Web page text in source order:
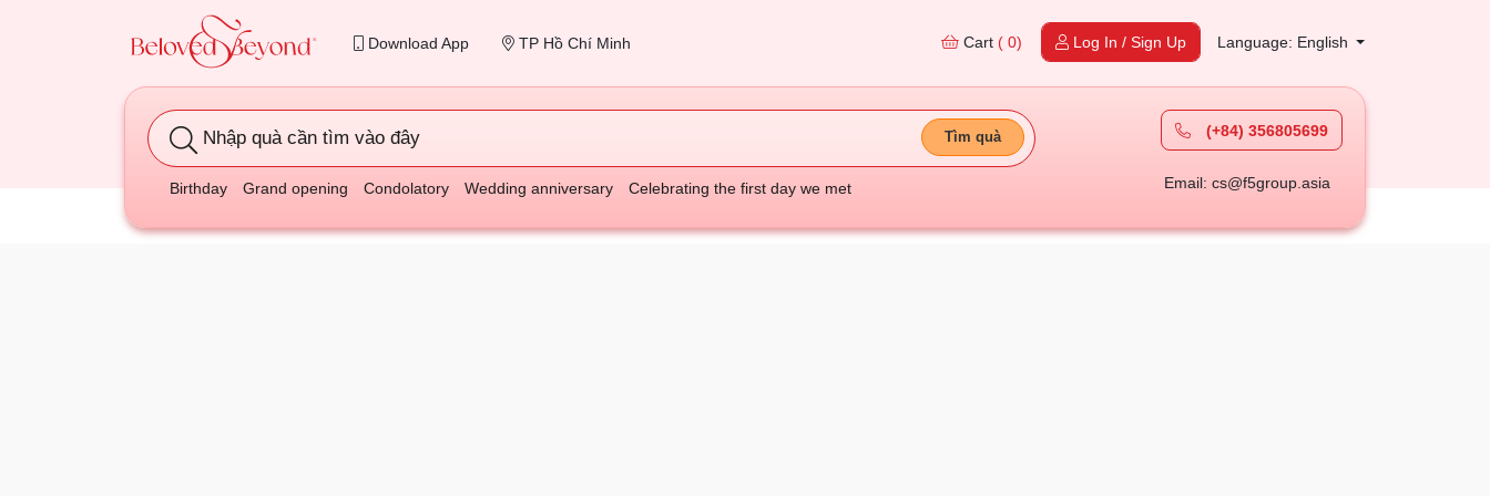
Download App TP Hồ Chí Minh Cart ( 0) Log In / Sign Up Language: English
Nhập quà cần tìm vào đây Tìm quà
Birthday Grand opening Condolatory Wedding anniversary Celebrating the first day we met
(+84) 356805699
Email: cs@f5group.asia